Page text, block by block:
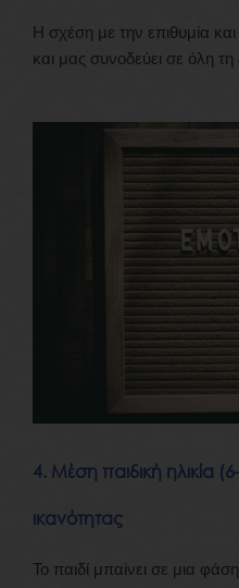
Η σχέση με την επιθυμία
και μας συνοδεύει σε όλη τη
4. Μέση παιδική ηλικία
ικανότητας
Το παιδί μπαίνει σε μια